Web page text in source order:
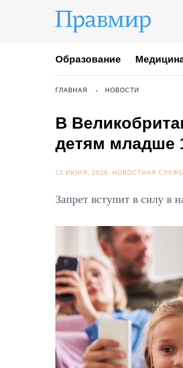
Образование
ГЛАВНАЯ НОВОСТИ
В
детям младше
15 ИЮНЯ, 2026. НОВОСТНАЯ
Запрет вступит в силу в